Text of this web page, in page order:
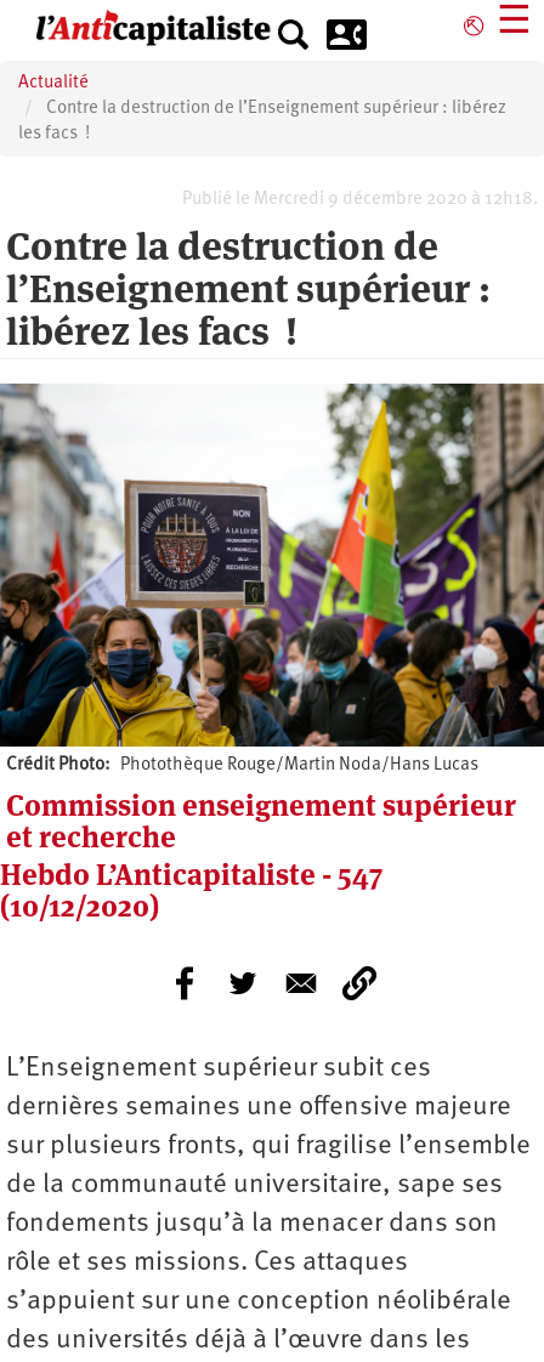
principal
⎋ ☰
Actualité
Contre la destruction de l’Enseignement supérieur : libérez
les facs !
Publié le Mercredi 9 décembre 2020 à 12h18.
Contre la destruction de
l’Enseignement supérieur :
libérez les facs !
Crédit Photo Photothèque Rouge/Martin Noda/Hans Lucas
Commission enseignement supérieur
et recherche
Hebdo L’Anticapitaliste - 547
(10/12/2020)
L’Enseignement supérieur subit ces
dernières semaines une offensive majeure
sur plusieurs fronts, qui fragilise l’ensemble
de la communauté universitaire, sape ses
fondements jusqu’à la menacer dans son
rôle et ses missions. Ces attaques
s’appuient sur une conception néolibérale
des universités déjà à l’œuvre dans les